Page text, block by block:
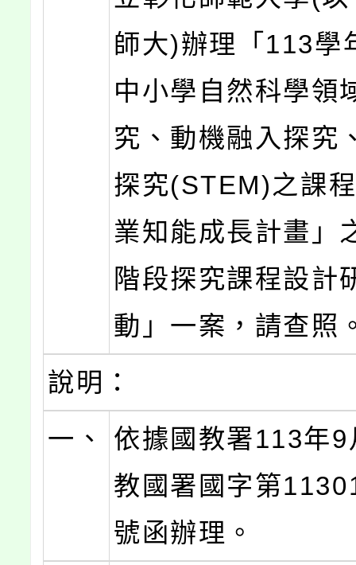
師大)辦理「113學
中小學自然科學領
究、動機融入探究
探究(STEM)之課
業知能成長計畫」
階段探究課程設計
動」一案，請查照
說明：
一、
依據國教署113年
教國署國字第
號函辦理。